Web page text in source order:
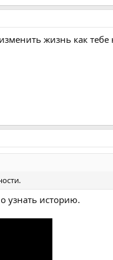
жизнь как
узнать историю.